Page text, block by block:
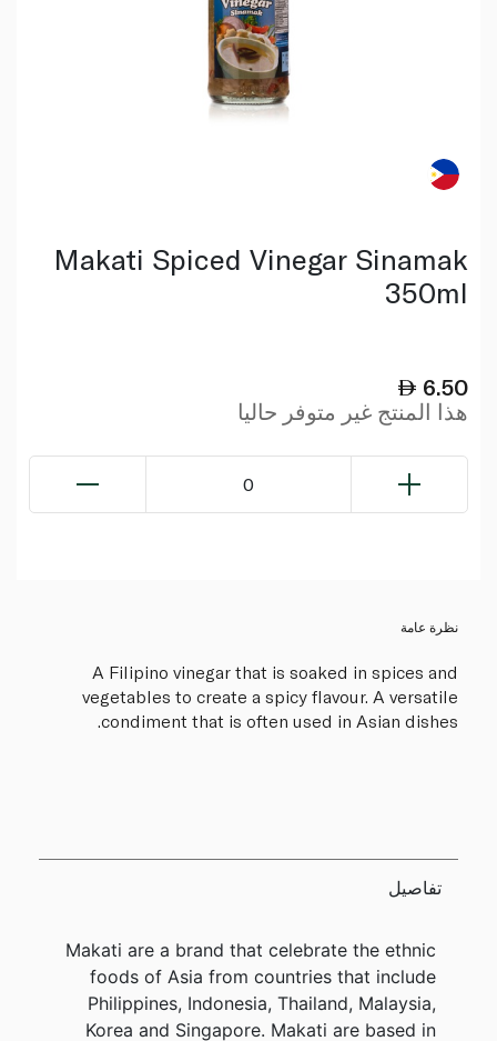
Makati Spiced Vinegar Sinamak
350ml
6.50
هذا المنتج غير متوفر حاليا
0
نظرة عامة
A Filipino vinegar that is soaked in spices and
vegetables to create a spicy flavour. A versatile
condiment that is often used in Asian dishes.
تفاصيل
Makati are a brand that celebrate the ethnic
foods of Asia from countries that include
Philippines, Indonesia, Thailand, Malaysia,
Korea and Singapore. Makati are based in